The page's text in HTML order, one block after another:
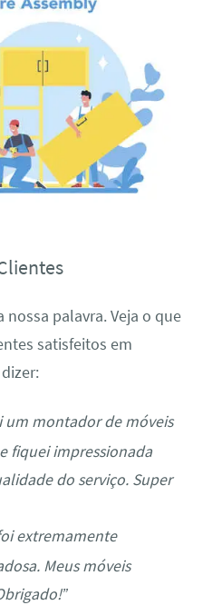
nossa palavra. Veja o que
satisfeitos em
um montador de móveis
fiquei impressionada
do serviço. Super
extremamente
Meus móveis